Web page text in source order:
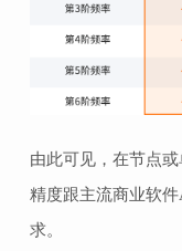
由此可见，在节点
精度跟主流商业软
求。